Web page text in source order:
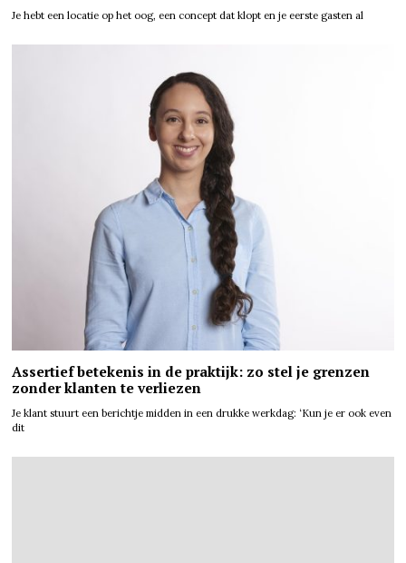
Je hebt een locatie op het oog, een concept dat klopt en je eerste gasten al
Assertief betekenis in de praktijk: zo stel je grenzen
zonder klanten te verliezen
Je klant stuurt een berichtje midden in een drukke werkdag: ‘Kun je er ook even
dit